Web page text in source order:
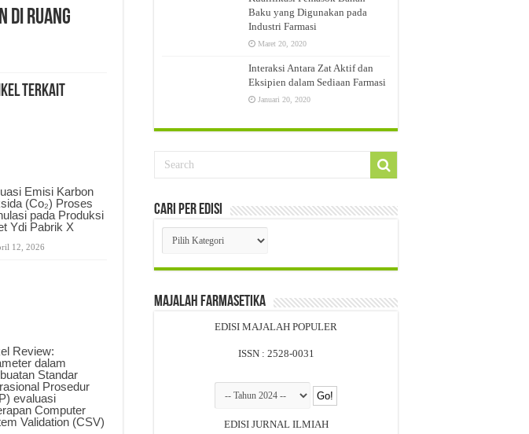
di Ruang
Terkait
Emisi Karbon
(Co₂) Proses
pada Produksi
Ydi Pabrik X
12, 2026
Review:
dalam
Standar
Prosedur
evaluasi
Computer
Validation (CSV)
Baku yang Digunakan pada
Industri Farmasi
Maret 20, 2020
Interaksi Antara Zat Aktif dan
Eksipien dalam Sediaan Farmasi
Januari 20, 2020
Cari Per Edisi
Cari
Per
Majalah Farmasetika
EDISI MAJALAH POPULER
ISSN : 2528-0031
EDISI JURNAL ILMIAH